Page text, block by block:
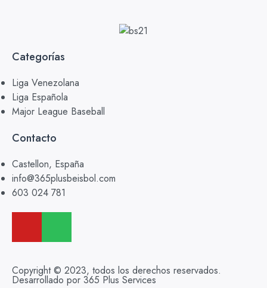
Categorías
Liga Venezolana
Liga Española
Major League Baseball
Contacto
Castellon, España
info@365plusbeisbol.com
603 024 781
Copyright © 2023, todos los derechos reservados.
Desarrollado por 365 Plus Services